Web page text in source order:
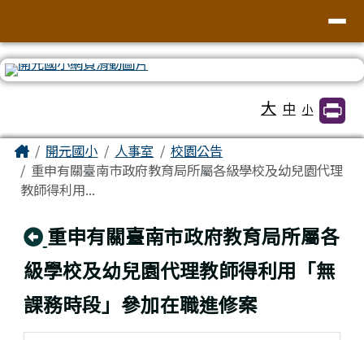
臺南市北區開元國民小學全球資訊網
大 中 小
主內容區域
Home開元國小 人事室
校園公告
重申有關臺南市政府教育局所屬各級學校及幼兒園代理
教師得利用...
回上頁
重申有關臺南市政府教育局所屬各
級學校及幼兒園代理教師得利用「無
課務時段」參加在職進修案
頁尾區域